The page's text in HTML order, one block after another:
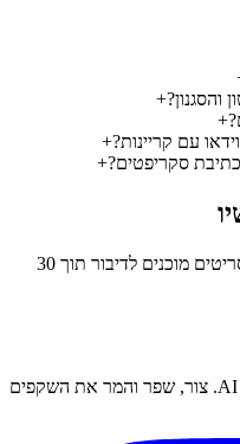
+
+
עם קריינות?+
+
הצטרף ל-240,000+ מציגים שיוצרים תסריטים מוכנים לדיבור תוך 30
הפוך את המצגות שלך עם כלים מבוססי AI. צור, שפר והמר את השקפים